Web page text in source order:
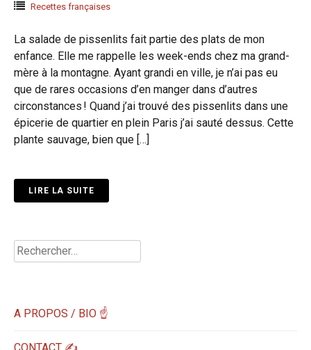
Recettes françaises
La salade de pissenlits fait partie des plats de mon
enfance. Elle me rappelle les week-ends chez ma grand-
mère à la montagne. Ayant grandi en ville, je n’ai pas eu
que de rares occasions d’en manger dans d’autres
circonstances ! Quand j’ai trouvé des pissenlits dans une
épicerie de quartier en plein Paris j’ai sauté dessus. Cette
plante sauvage, bien que […]
LIRE LA SUITE
Rechercher :
A PROPOS / BIO ☝